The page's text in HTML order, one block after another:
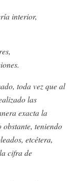
interior,
toda vez que al
las
exacta la
teniendo
etcétera,
cifra de